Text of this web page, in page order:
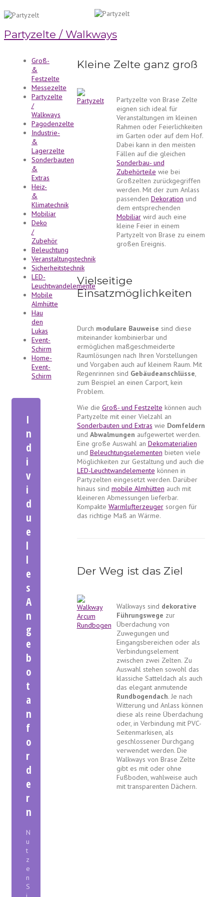
Partyzelte / Walkways
Groß-
&
Festzelte
Messezelte
Partyzelte
/
Walkways
Pagodenzelte
Industrie-
&
Lagerzelte
Sonderbauten
&
Extras
Heiz-
&
Klimatechnik
Mobiliar
Deko
/
Zubehör
Beleuchtung
Veranstaltungstechnik
Sicherheitstechnik
LED-
Leuchtwandelemente
Mobile
Almhütte
Hau
den
Lukas
Event-
Schirm
Home-
Event-
Schirm
I
n
d
i
v
i
d
u
e
l
l
e
s
A
n
g
e
b
o
t
a
n
f
o
r
d
e
r
n
N
u
t
z
e
n
S
Kleine Zelte ganz groß
Partyzelte von Brase Zelte
eignen sich ideal für
Veranstaltungen im kleinen
Rahmen oder Feierlichkeiten
im Garten oder auf dem Hof.
Dabei kann in den meisten
Fällen auf die gleichen
Sonderbau- und
Zubehörteile wie bei
Großzelten zurückgegriffen
werden. Mit der zum Anlass
passenden Dekoration und
dem entsprechenden
Mobiliarwird auch eine
kleine Feier in einem
Partyzelt von Brase zu einem
großen Ereignis.
Vielseitige
Einsatzmöglichkeiten
Durch modulare Bauweise sind diese
miteinander kombinierbar und
ermöglichen maßgeschmeiderte
Raumlösungen nach Ihren Vorstellungen
und Vorgaben auch auf kleinem Raum. Mit
Regenrinnen sind Gebäudeanschlüsse,
zum Beispiel an einen Carport, kein
Problem.
Wie die Groß- und Festzelte können auch
Partyzelte mit einer Vielzahl an
Sonderbauten und Extras wie Domfeldern
und Abwalmungen aufgewertet werden.
Eine große Auswahl an Dekomaterialien
und Beleuchtungselementen bieten viele
Möglichkeiten zur Gestaltung und auch die
LED-Leuchtwandelemente können in
Partyzelten eingesetzt werden. Darüber
hinaus sind mobile Almhütten auch mit
kleineren Abmessungen lieferbar.
Kompakte Warmlufterzeugersorgen für
das richtige Maß an Wärme.
Der Weg ist das Ziel
Walkways sind dekorative
Führungswege zur
Überdachung von
Zuwegungen und
Eingangsbereichen oder als
Verbindungselement
zwischen zwei Zelten. Zu
Auswahl stehen sowohl das
klassiche Satteldach als auch
das elegant anmutende
Rundbogendach. Je nach
Witterung und Anlass können
diese als reine Überdachung
oder, in Verbindung mit PVC-
Seitenmarkisen, als
geschlossener Durchgang
verwendet werden. Die
Walkways von Brase Zelte
gibt es mit oder ohne
Fußboden, wahlweise auch
mit transparenten Dächern.